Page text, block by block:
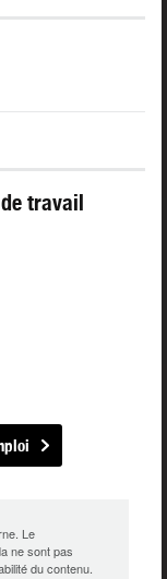
travail
Le
ne sont pas
du contenu.